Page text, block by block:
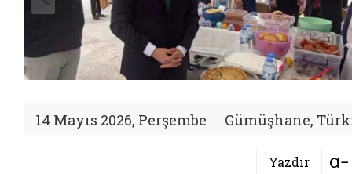
14 Mayıs 2026, Perşembe Gümüşhane,
Yazdır